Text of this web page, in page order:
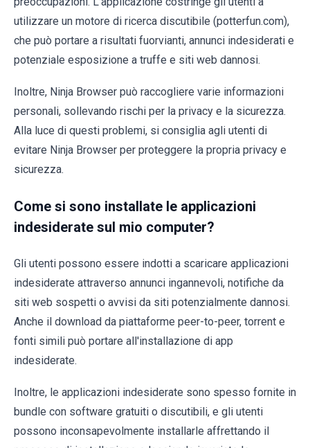
utilizzare un motore di ricerca discutibile (potterfun.com),
che può portare a risultati fuorvianti, annunci indesiderati e
potenziale esposizione a truffe e siti web dannosi.
Inoltre, Ninja Browser può raccogliere varie informazioni
personali, sollevando rischi per la privacy e la sicurezza.
Alla luce di questi problemi, si consiglia agli utenti di
evitare Ninja Browser per proteggere la propria privacy e
sicurezza.
Come si sono installate le applicazioni
indesiderate sul mio computer?
Gli utenti possono essere indotti a scaricare applicazioni
indesiderate attraverso annunci ingannevoli, notifiche da
siti web sospetti o avvisi da siti potenzialmente dannosi.
Anche il download da piattaforme peer-to-peer, torrent e
fonti simili può portare all'installazione di app
indesiderate.
Inoltre, le applicazioni indesiderate sono spesso fornite in
bundle con software gratuiti o discutibili, e gli utenti
possono inconsapevolmente installarle affrettando il